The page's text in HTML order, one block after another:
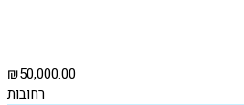
₪50,000.00
רחובות